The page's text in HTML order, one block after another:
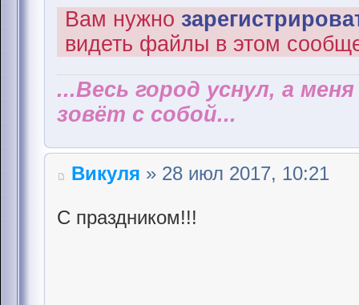
Вам нужно
видеть файлы в этом
...Весь город уснул, а
зовёт с собой...
Викуля » 28 июл 2017, 10:21
С праздником!!!